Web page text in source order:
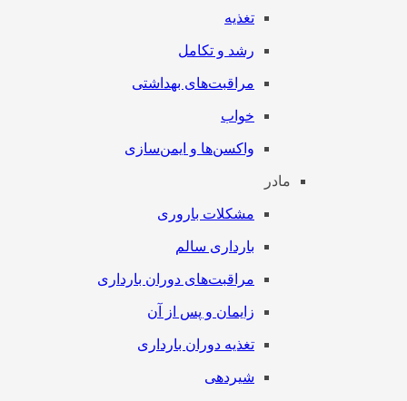
تغذیه
رشد و تکامل
مراقبت‌های بهداشتی
خواب
واکسن‌ها و ایمن‌سازی
مادر
مشکلات باروری
بارداری سالم
مراقبت‌های دوران بارداری
زایمان و پس از آن
تغذیه دوران بارداری
شیردهی